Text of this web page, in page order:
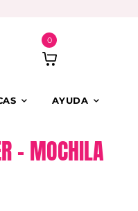
0
AYUDA
– MOCHILA